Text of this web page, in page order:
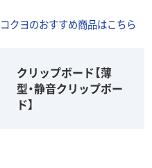
コクヨのおすすめ商品はこちら
クリップボード【薄
型・静音クリップボー
ド】